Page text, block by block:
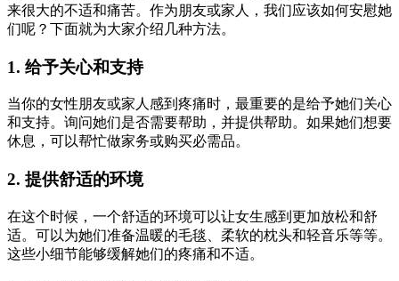
来很大的不适和痛苦。作为朋友或家人，我们应该如何安慰她
们呢？下面就为大家介绍几种方法。
1. 给予关心和支持
当你的女性朋友或家人感到疼痛时，最重要的是给予她们关心
和支持。询问她们是否需要帮助，并提供帮助。如果她们想要
休息，可以帮忙做家务或购买必需品。
2. 提供舒适的环境
在这个时候，一个舒适的环境可以让女生感到更加放松和舒
适。可以为她们准备温暖的毛毯、柔软的枕头和轻音乐等等。
这些小细节能够缓解她们的疼痛和不适。